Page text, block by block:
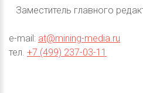
Заместитель главного
e-mail: at@mining-media.ru
тел. +7 (499) 237-03-11